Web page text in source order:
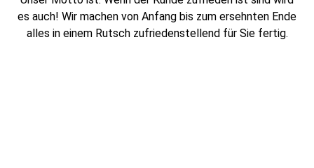
es auch! Wir machen von Anfang bis zum ersehnten Ende
alles in einem Rutsch zufriedenstellend für Sie fertig.